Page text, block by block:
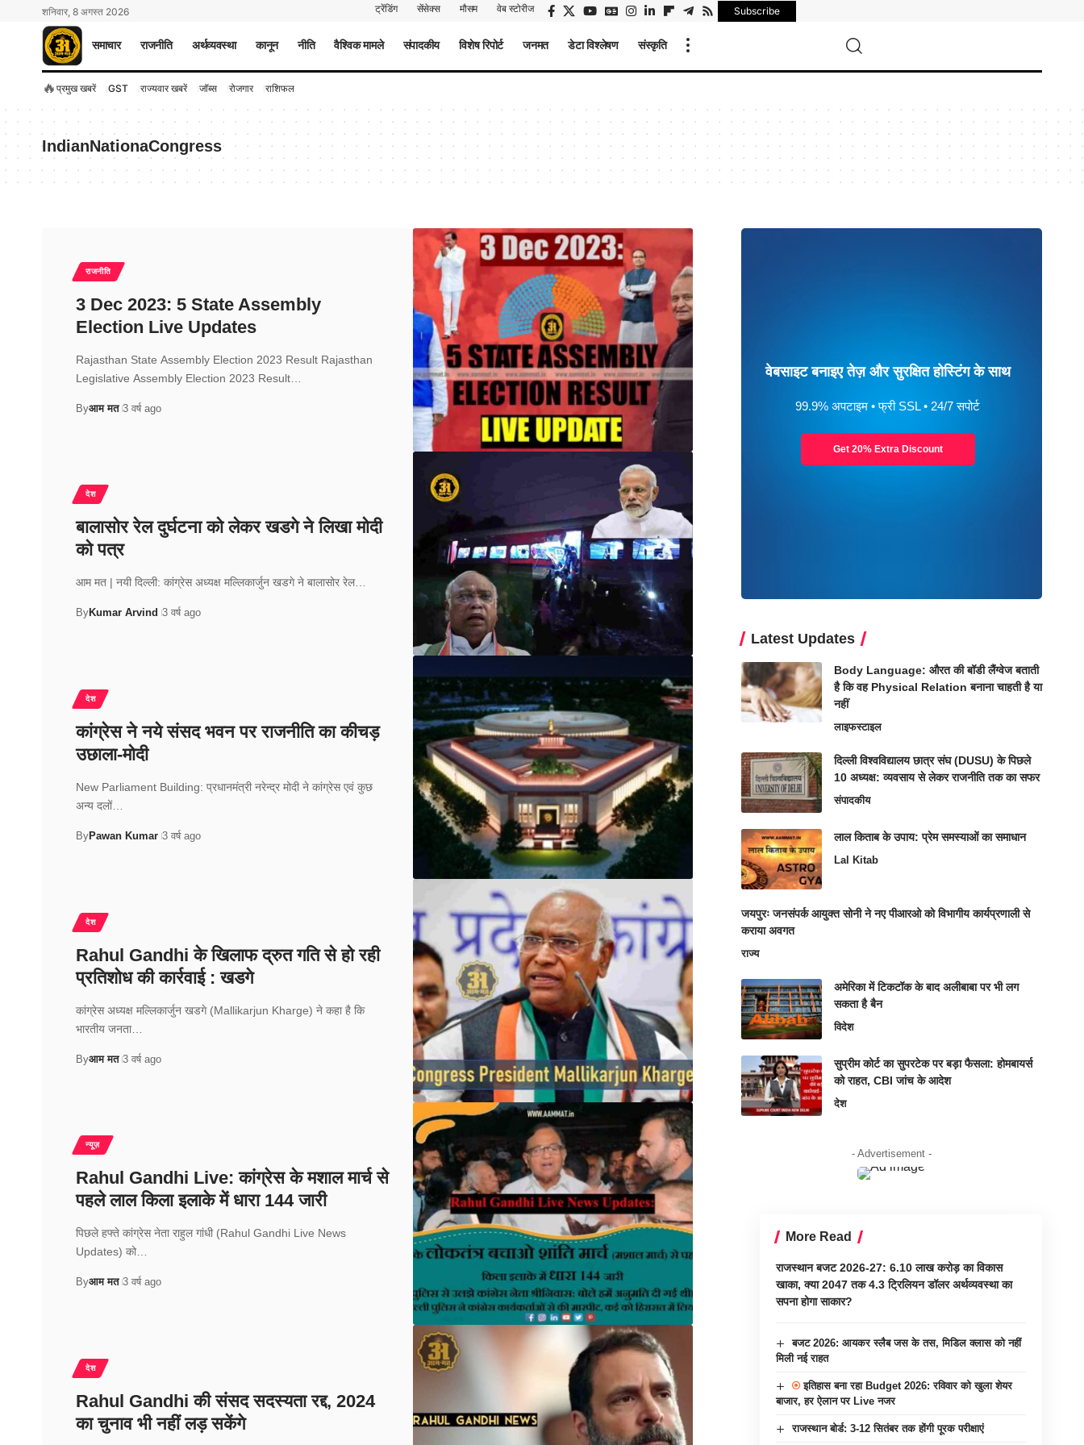
शनिवार, 8 अगस्त 2026 ट्रेंडिंग सेंसेक्स मौसम वेब स्टोरीज Subscribe
समाचार राजनीति अर्थव्यवस्था कानून नीति वैश्विक मामले संपादकीय विशेष रिपोर्ट जनमत डेटा विश्लेषण संस्कृति
🔥 प्रमुख खबरें GST राज्यवार खबरें जॉब्स रोजगार राशिफल
IndianNationaCongress
राजनीति
3 Dec 2023: 5 State Assembly
Election Live Updates
Rajasthan State Assembly Election 2023 Result Rajasthan
Legislative Assembly Election 2023 Result…
Byआम मत 3 वर्ष ago
देश
बालासोर रेल दुर्घटना को लेकर खडगे ने लिखा मोदी
को पत्र
आम मत | नयी दिल्ली: कांग्रेस अध्यक्ष मल्लिकार्जुन खडगे ने बालासोर रेल…
ByKumar Arvind 3 वर्ष ago
देश
कांग्रेस ने नये संसद भवन पर राजनीति का कीचड़
उछाला-मोदी
New Parliament Building: प्रधानमंत्री नरेन्द्र मोदी ने कांग्रेस एवं कुछ
अन्य दलों…
ByPawan Kumar 3 वर्ष ago
देश
Rahul Gandhi के खिलाफ द्रुत गति से हो रही
प्रतिशोध की कार्रवाई : खडगे
कांग्रेस अध्यक्ष मल्लिकार्जुन खडगे (Mallikarjun Kharge) ने कहा है कि
भारतीय जनता…
Byआम मत 3 वर्ष ago
न्यूज़
Rahul Gandhi Live: कांग्रेस के मशाल मार्च से
पहले लाल किला इलाके में धारा 144 जारी
पिछले हफ्ते कांग्रेस नेता राहुल गांधी (Rahul Gandhi Live News
Updates) को…
Byआम मत 3 वर्ष ago
देश
Rahul Gandhi की संसद सदस्यता रद्द, 2024
का चुनाव भी नहीं लड़ सकेंगे
वेबसाइट बनाइए तेज़ और सुरक्षित होस्टिंग के साथ
99.9% अपटाइम • फ्री SSL • 24/7 सपोर्ट
Get 20% Extra Discount
Latest Updates
Body Language: औरत की बॉडी लैंग्वेज बताती
है कि वह Physical Relation बनाना चाहती है या
नहीं
लाइफस्टाइल
दिल्ली विश्वविद्यालय छात्र संघ (DUSU) के पिछले
10 अध्यक्ष: व्यवसाय से लेकर राजनीति तक का सफर
संपादकीय
लाल किताब के उपाय: प्रेम समस्याओं का समाधान
Lal Kitab
जयपुरः जनसंपर्क आयुक्त सोनी ने नए पीआरओ को विभागीय कार्यप्रणाली से
कराया अवगत
राज्य
अमेरिका में टिकटॉक के बाद अलीबाबा पर भी लग
सकता है बैन
विदेश
सुप्रीम कोर्ट का सुपरटेक पर बड़ा फैसला: होमबायर्स
को राहत, CBI जांच के आदेश
देश
- Advertisement -
More Read
राजस्थान बजट 2026-27: 6.10 लाख करोड़ का विकास
खाका, क्या 2047 तक 4.3 ट्रिलियन डॉलर अर्थव्यवस्था का
सपना होगा साकार?
बजट 2026: आयकर स्लैब जस के तस, मिडिल क्लास को नहीं
मिली नई राहत
इतिहास बना रहा Budget 2026: रविवार को खुला शेयर
बाजार, हर ऐलान पर Live नजर
राजस्थान बोर्ड: 3-12 सितंबर तक होंगी पूरक परीक्षाएं